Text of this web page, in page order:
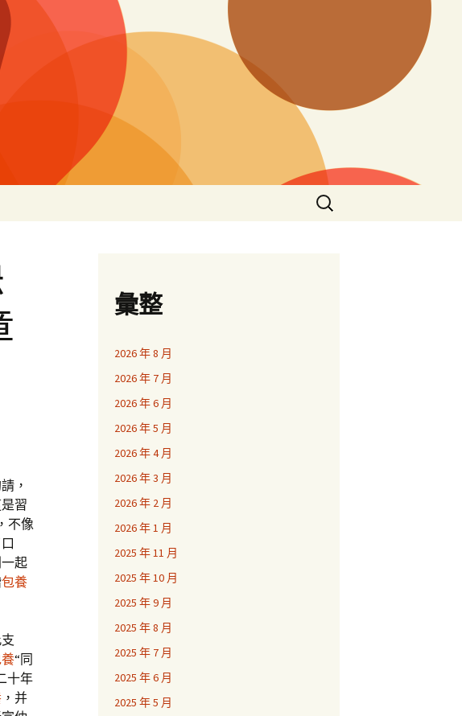
搜
尋
，
習
不像
起
包養
“同
十年
，并
彙整
2026 年 8 月
2026 年 7 月
2026 年 6 月
2026 年 5 月
2026 年 4 月
2026 年 3 月
2026 年 2 月
2026 年 1 月
2025 年 11 月
2025 年 10 月
2025 年 9 月
2025 年 8 月
2025 年 7 月
2025 年 6 月
2025 年 5 月